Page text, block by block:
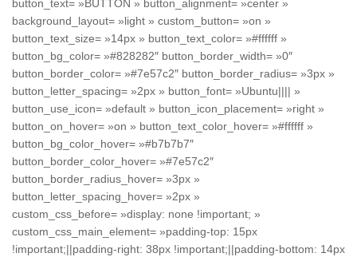
button_text= »BUTTON » button_alignment= »center »
background_layout= »light » custom_button= »on »
button_text_size= »14px » button_text_color= »#ffffff »
button_bg_color= »#828282″ button_border_width= »0″
button_border_color= »#7e57c2″ button_border_radius= »3px »
button_letter_spacing= »2px » button_font= »Ubuntu|||| »
button_use_icon= »default » button_icon_placement= »right »
button_on_hover= »on » button_text_color_hover= »#ffffff »
button_bg_color_hover= »#b7b7b7″
button_border_color_hover= »#7e57c2″
button_border_radius_hover= »3px »
button_letter_spacing_hover= »2px »
custom_css_before= »display: none !important; »
custom_css_main_element= »padding-top: 15px
!important;||padding-right: 38px !important;||padding-bottom: 14px